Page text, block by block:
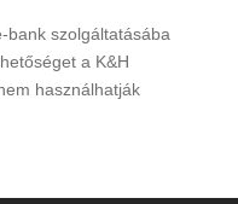
bank szolgáltatásába
a K&H
használhatják